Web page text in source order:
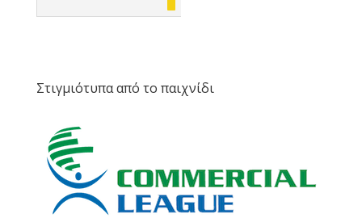
Στιγμιότυπα από το παιχνίδι